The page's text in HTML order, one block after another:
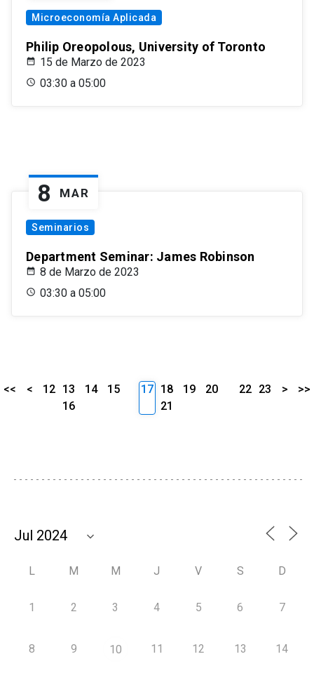
Microeconomía Aplicada
Philip Oreopolous, University of Toronto
15 de Marzo de 2023
03:30 a 05:00
8 MAR
Seminarios
Department Seminar: James Robinson
8 de Marzo de 2023
03:30 a 05:00
<< < 12 13 14
15
16
17 18 19
20
21
22 23 > >>
L M M J V S D
1 2 3 4 5 6 7
8 9 10 11 12 13 14